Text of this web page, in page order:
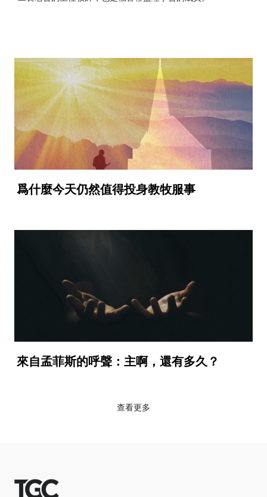
爲什麼今天仍然值得投身教牧服事
來自孟菲斯的呼聲：主啊，還有多久？
查看更多